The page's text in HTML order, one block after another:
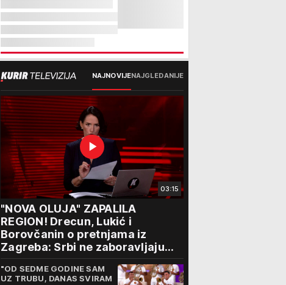
NAJNOVIJENAJGLEDANIJE
03:15
"NOVA OLUJA" ZAPALILA
REGION! Drecun, Lukić i
Borovčanin o pretnjama iz
Zagreba: Srbi ne zaboravljaju
progon
"OD SEDME GODINE SAM
UZ TRUBU, DANAS SVIRAM